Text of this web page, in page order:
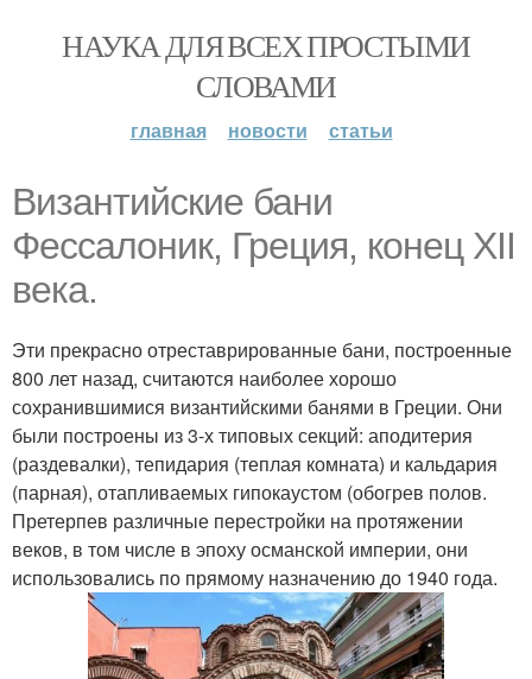
НАУКА ДЛЯ ВСЕХ ПРОСТЫМИ
СЛОВАМИ
главная новости статьи
Византийские бани
Фессалоник, Греция, конец XII
века.
Эти прекрасно отреставрированные бани, построенные
800 лет назад, считаются наиболее хорошо
сохранившимися византийскими банями в Греции. Они
были построены из 3-х типовых секций: аподитерия
(раздевалки), тепидария (теплая комната) и кальдария
(парная), отапливаемых гипокаустом (обогрев полов.
Претерпев различные перестройки на протяжении
веков, в том числе в эпоху османской империи, они
использовались по прямому назначению до 1940 года.